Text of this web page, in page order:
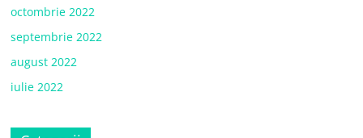
octombrie 2022
septembrie 2022
august 2022
iulie 2022